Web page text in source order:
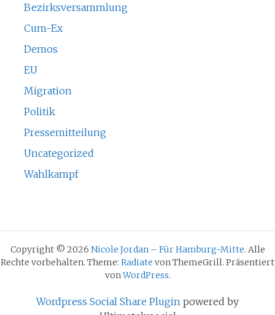
Bezirksversammlung
Cum-Ex
Demos
EU
Migration
Politik
Pressemitteilung
Uncategorized
Wahlkampf
Copyright © 2026 Nicole Jordan – Für Hamburg-Mitte. Alle
Rechte vorbehalten. Theme: Radiate von ThemeGrill. Präsentiert
vonWordPress.
Wordpress Social Share Plugin powered by